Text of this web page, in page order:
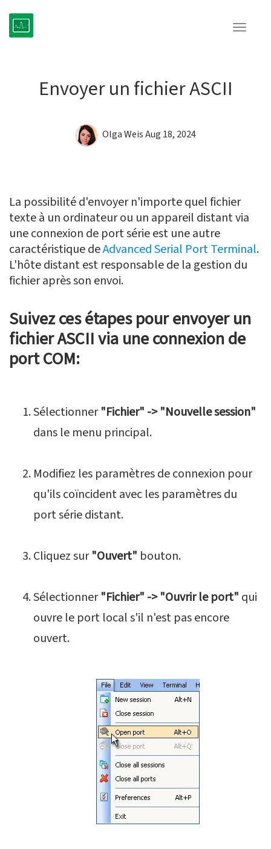
Toggle
Envoyer un fichier ASCII
Olga WeisAug 18, 2024
La possibilité d'envoyer n'importe quel fichier
texte à un ordinateur ou un appareil distant via
une connexion de port série est une autre
caractéristique deAdvanced Serial Port Terminal.
L'hôte distant est responsable de la gestion du
fichier après son envoi.
Suivez ces étapes pour envoyer un
fichier ASCII via une connexion de
port COM:
Sélectionner"Fichier" -> "Nouvelle session"
dans le menu principal.
Modifiez les paramètres de connexion pour
qu'ils coïncident avec les paramètres du
port série distant.
Cliquez sur"Ouvert" bouton.
Sélectionner"Fichier" -> "Ouvrir le port" qui
ouvre le port local s'il n'est pas encore
ouvert.